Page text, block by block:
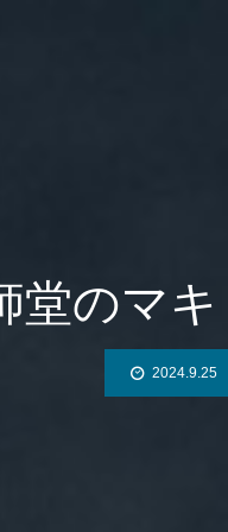
堂のマ
2024.9.25